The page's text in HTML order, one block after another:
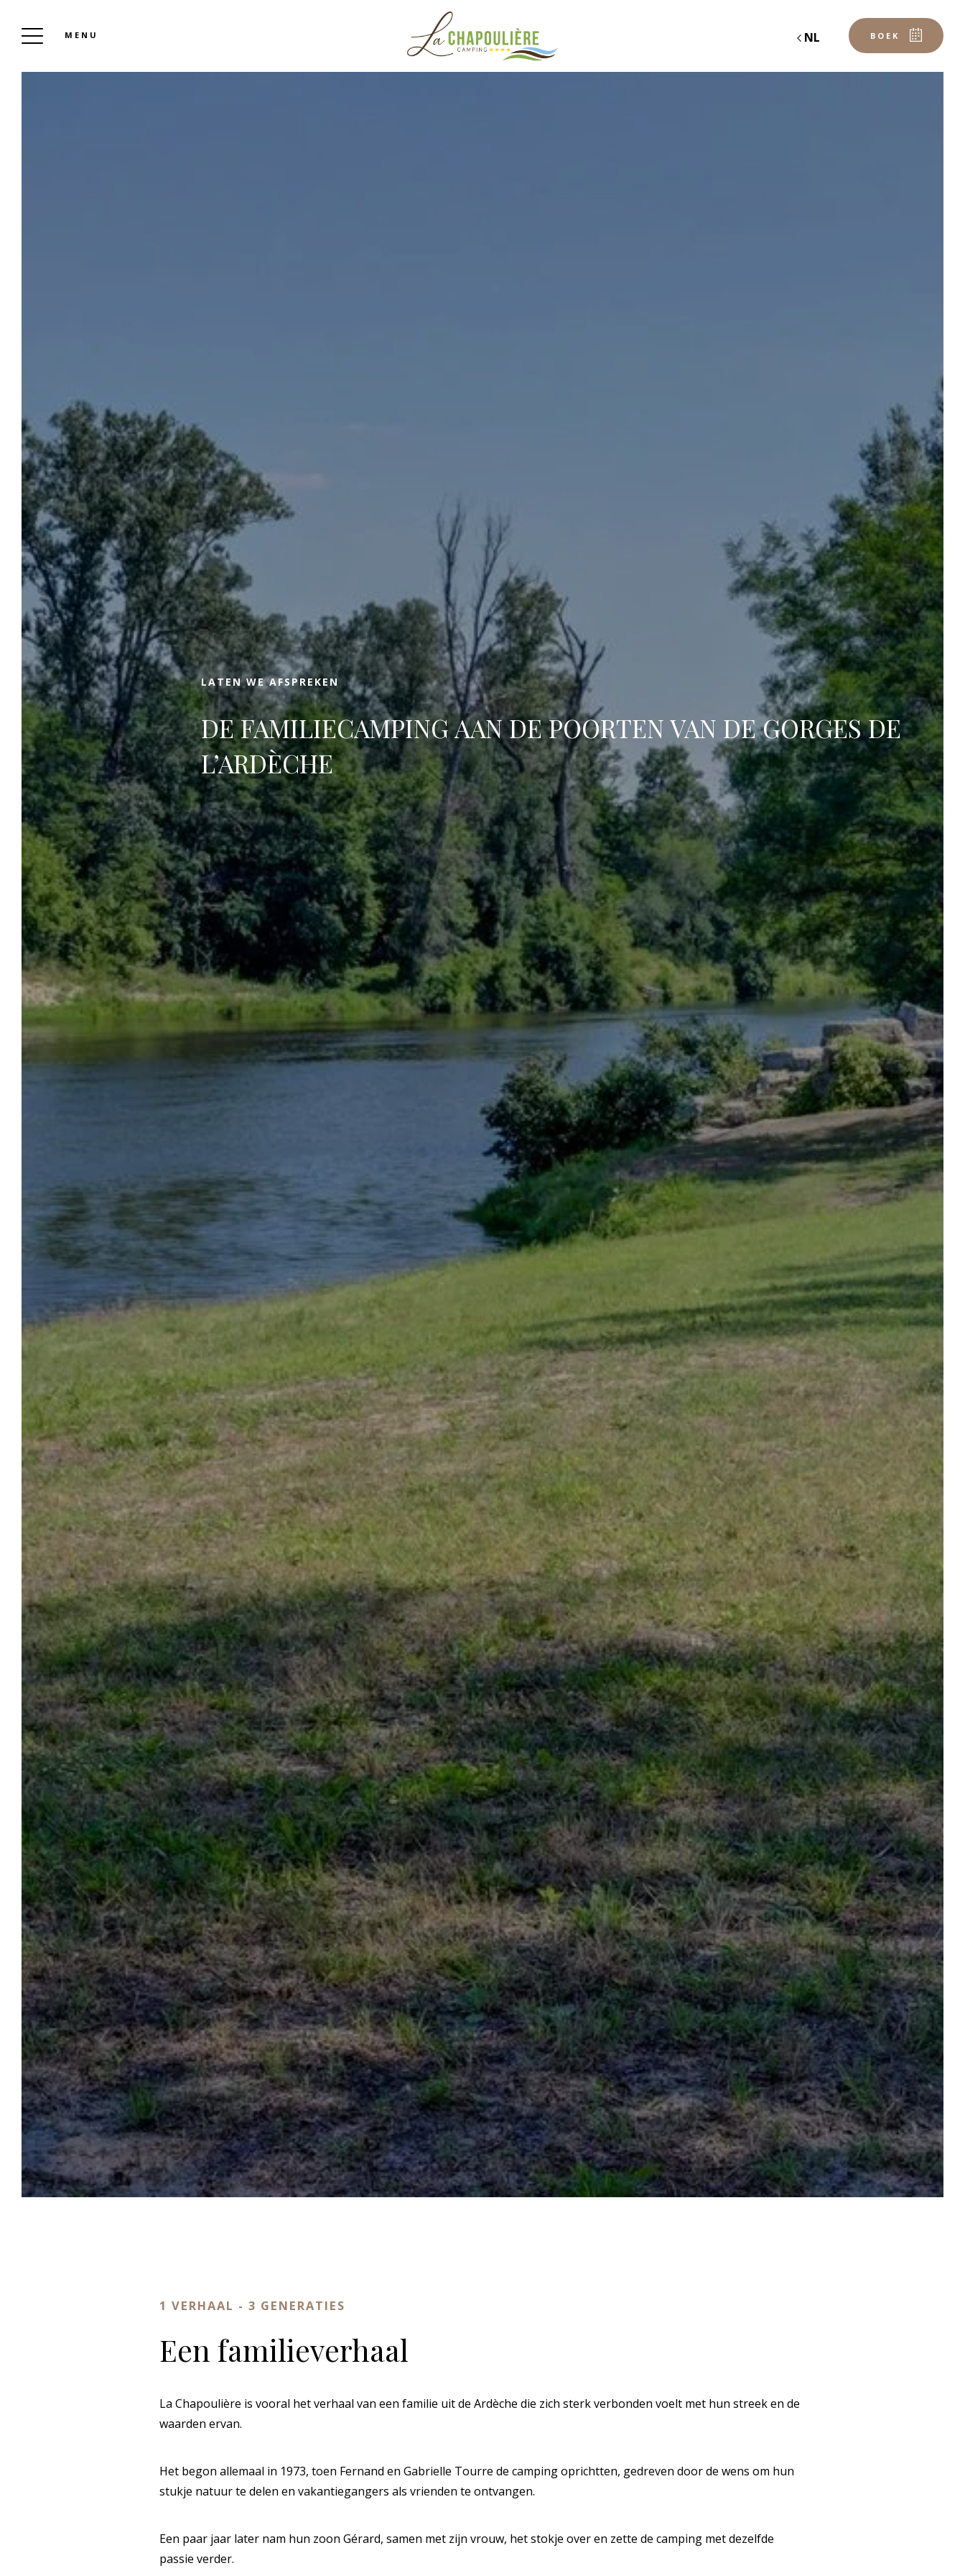
MENU BOEK
NL
ONTVANGST BLIJF BIJ ONS ONZE DIENSTEN
CAMPING LA CHAPOULIÈRE
Reserveren
Kies voor een groene vakantie, in een
rustgevende en groene omgeving, aan de
rivier en in het hart van de Ardèche. De
beroemde en beroemde Gorges de l'Ardèche
liggen op slechts een paar minuten van uw
accommodatie. Tussen traditionele
kampeerplaatsen, comfortabele stacaravans
of volledig uitgeruste huisjes, maak uw
keuze!
LATEN WE AFSPREKEN
DE FAMILIECAMPING AAN DE POORTEN VAN DE GORGES DE
L’ARDÈCHE
1 VERHAAL - 3 GENERATIES
Een familieverhaal
La Chapoulière is vooral het verhaal van een familie uit de Ardèche die zich sterk verbonden voelt met hun streek en de
waarden ervan.
Het begon allemaal in 1973, toen Fernand en Gabrielle Tourre de camping oprichtten, gedreven door de wens om hun
stukje natuur te delen en vakantiegangers als vrienden te ontvangen.
Een paar jaar later nam hun zoon Gérard, samen met zijn vrouw, het stokje over en zette de camping met dezelfde
passie verder.